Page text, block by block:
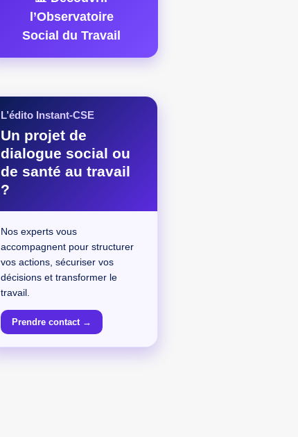
l’Observatoire
Social du Travail
L’édito Instant-CSE
Un projet de
dialogue social ou
de santé au travail
?
Nos experts vous
accompagnent pour structurer
vos actions, sécuriser vos
décisions et transformer le
travail.
Prendre contact →